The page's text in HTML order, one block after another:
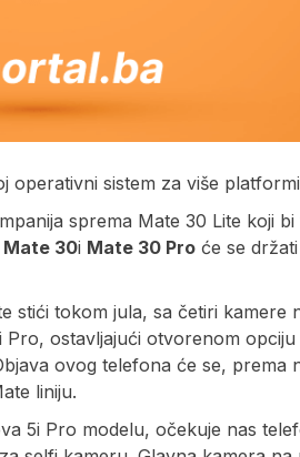
operativni sistem za više
sprema Mate 30 Lite koji
30i Mate 30 Pro će se držati
stići tokom jula, sa četiri kamere
ostavljajući otvorenom opciju
ovog telefona će se, prema
liniju.
5i Pro modelu, očekuje nas